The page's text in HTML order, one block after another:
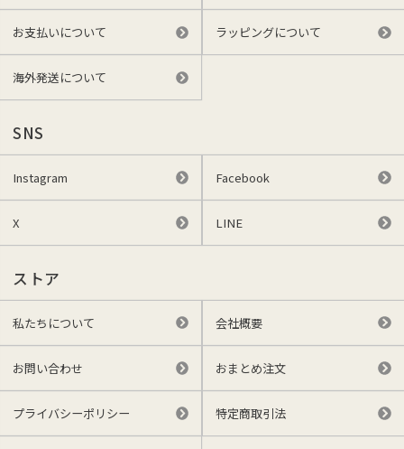
お支払いについて ラッピングについて
海外発送について
SNS
Instagram Facebook
X LINE
ストア
私たちについて 会社概要
お問い合わせ おまとめ注文
プライバシーポリシー 特定商取引法